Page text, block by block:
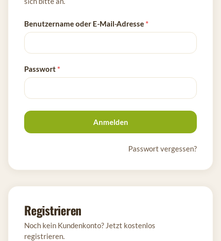
Benutzername oder E-Mail-Adresse*
Passwort*
Anmelden
Passwort vergessen?
Registrieren
Noch kein Kundenkonto? Jetzt kostenlos
registrieren.